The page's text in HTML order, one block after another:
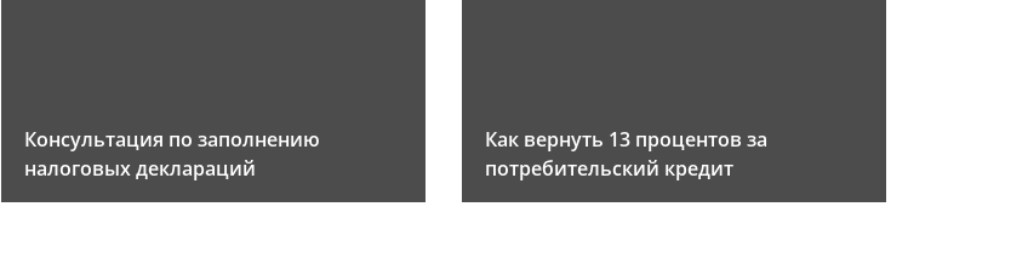
Консультация по заполнению
налоговых деклараций
Как вернуть 13 процентов за
потребительский кредит